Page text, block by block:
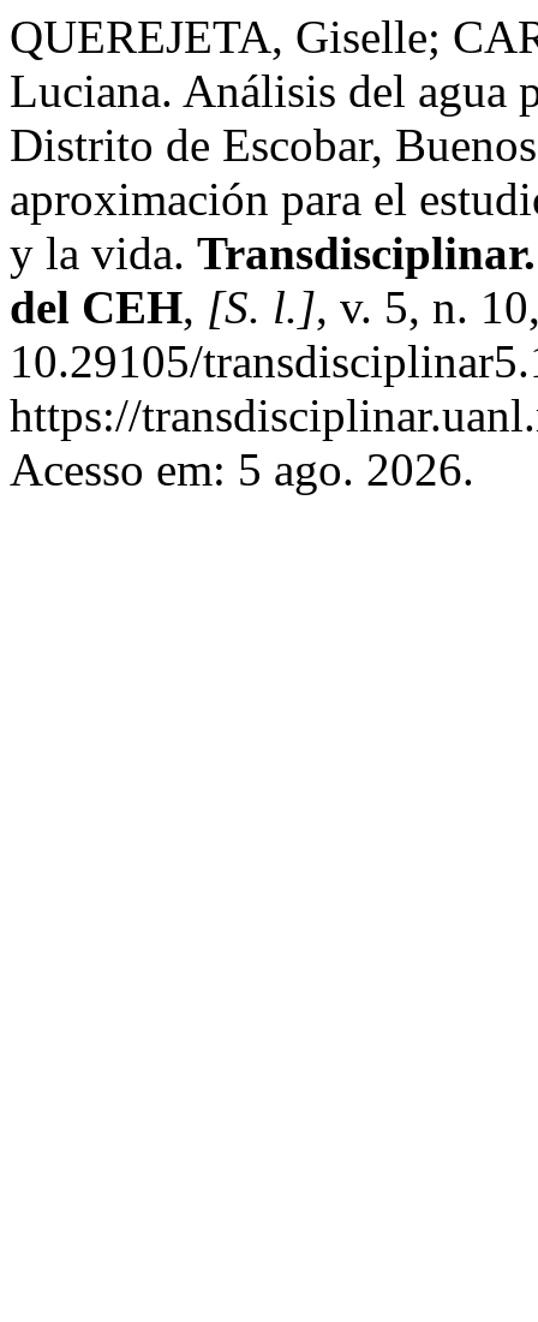
QUEREJETA, Giselle;
Luciana. Análisis del agua
Distrito de Escobar,
aproximación para el
y la vida.
del CEH, [S. l.], v. 5, n.
10.29105/
https://
Acesso em: 5 ago. 2026.